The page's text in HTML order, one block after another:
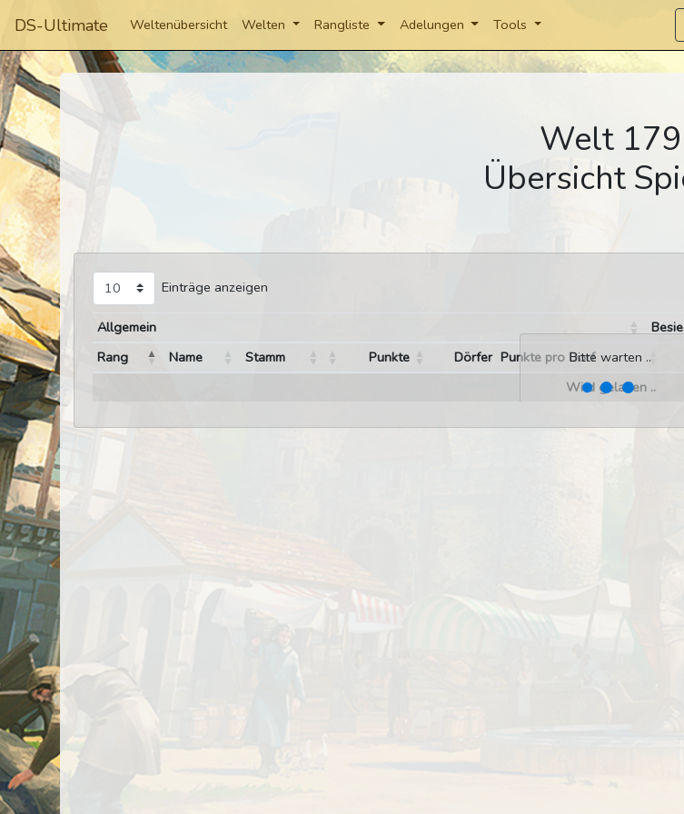
DS-Ultimate Weltenübersicht Welten Rangliste Adelungen Tools
Welt 179
Übersicht
Einträge anzeigen
Bitte warten ..
Allgemein
Rang
Name Stamm Punkte Dörfer Punkte pro Dorf
Wird geladen ..